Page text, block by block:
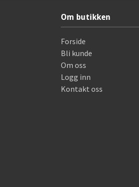
Om butikken
Forside
Bli kunde
Om oss
Logg inn
Kontakt oss